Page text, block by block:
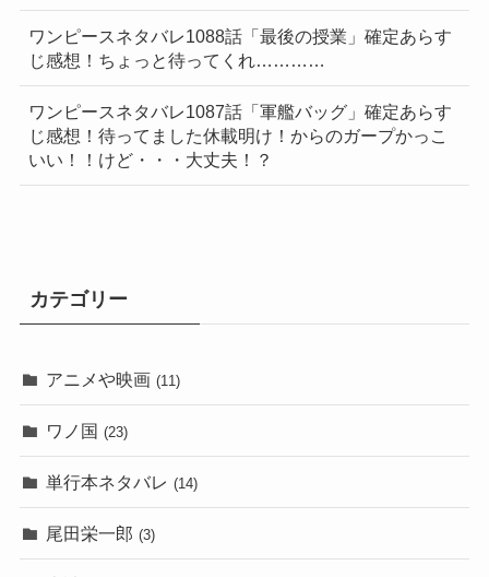
ワンピースネタバレ1088話「最後の授業」確定あらす
じ感想！ちょっと待ってくれ…………
ワンピースネタバレ1087話「軍艦バッグ」確定あらす
じ感想！待ってました休載明け！からのガープかっこ
いい！！けど・・・大丈夫！？
カテゴリー
アニメや映画 (11)
ワノ国 (23)
単行本ネタバレ (14)
尾田栄一郎 (3)